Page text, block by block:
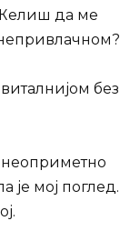
да ме
без
неоприметно
је мој поглед.